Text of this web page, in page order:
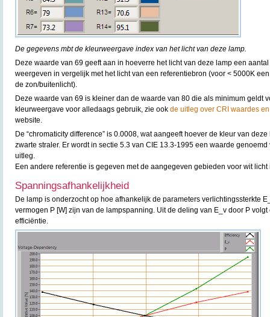
De gegevens mbt de kleurweergave index van het licht van deze lamp.
Deze waarde van 69 geeft aan in hoeverre het licht van deze lamp een
weergeven in vergelijk met het licht van een referentiebron (voor < 5000K
de zon/buitenlicht).
Deze waarde van 69 is kleiner dan de waarde van 80 die als minimum geldt
kleurweergave voor alledaags gebruik, zie ook de uitleg over CRI waardes
website.
De “chromaticity difference” is 0.0008, wat aangeeft hoever de kleur van
zwarte straler. Er wordt in sectie 5.3 van CIE 13.3-1995 een waarde
uitleg.
Een andere referentie is gegeven met de aangegeven gebieden voor wit
Spanningsafhankelijkheid
De lamp is onderzocht op hoe afhankelijk de parameters verlichtingssterkte
vermogen P [W] zijn van de lampspanning. Uit de deling van E_v door P
efficiëntie.